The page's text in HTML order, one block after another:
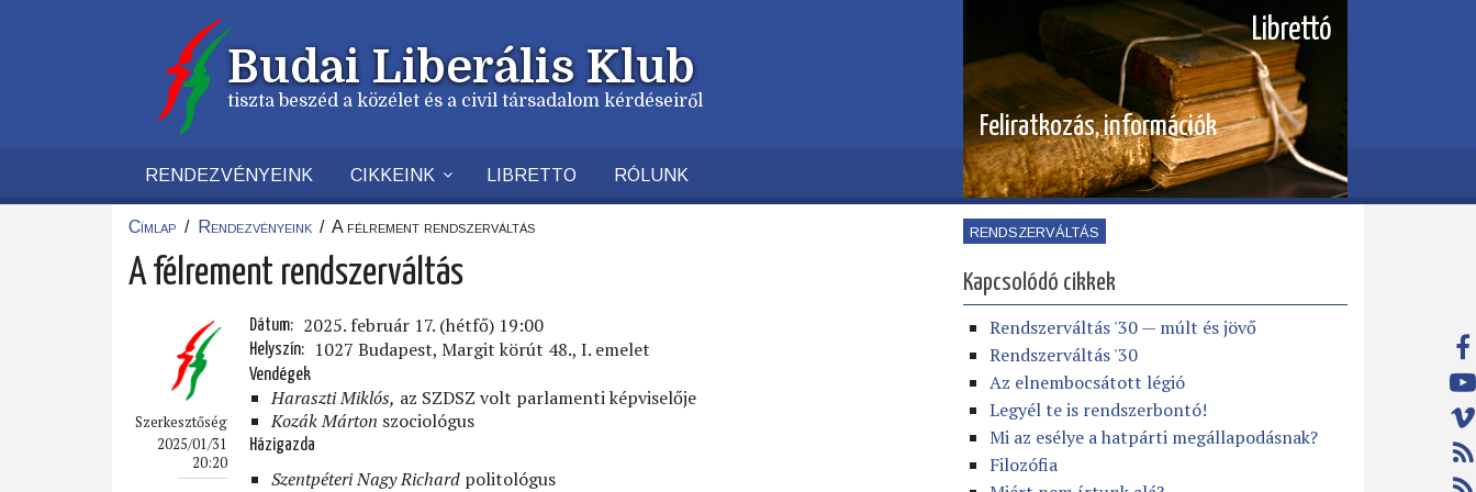
Budai Liberális Klub
tiszta beszéd a közélet és a civil társadalom kérdéseiről
Librettó
Feliratkozás, információk
RENDEZVÉNYEINK CIKKEINK LIBRETTO RÓLUNK
Címlap / Rendezvényeink / A félrement rendszerváltás
A félrement rendszerváltás
Szerkesztőség
2025/01/31
20:20
Dátum 2025. február 17. (hétfő) 19:00
Helyszín 1027 Budapest, Margit körút 48., I. emelet
Vendégek
Haraszti Miklós, az SZDSZ volt parlamenti képviselője
Kozák Márton szociológus
Házigazda
Szentpéteri Nagy Richard politológus
RENDSZERVÁLTÁS
Kapcsolódó cikkek
Rendszerváltás '30 — múlt és jövő
Rendszerváltás '30
Az elnembocsátott légió
Legyél te is rendszerbontó!
Mi az esélye a hatpárti megállapodásnak?
Filozófia